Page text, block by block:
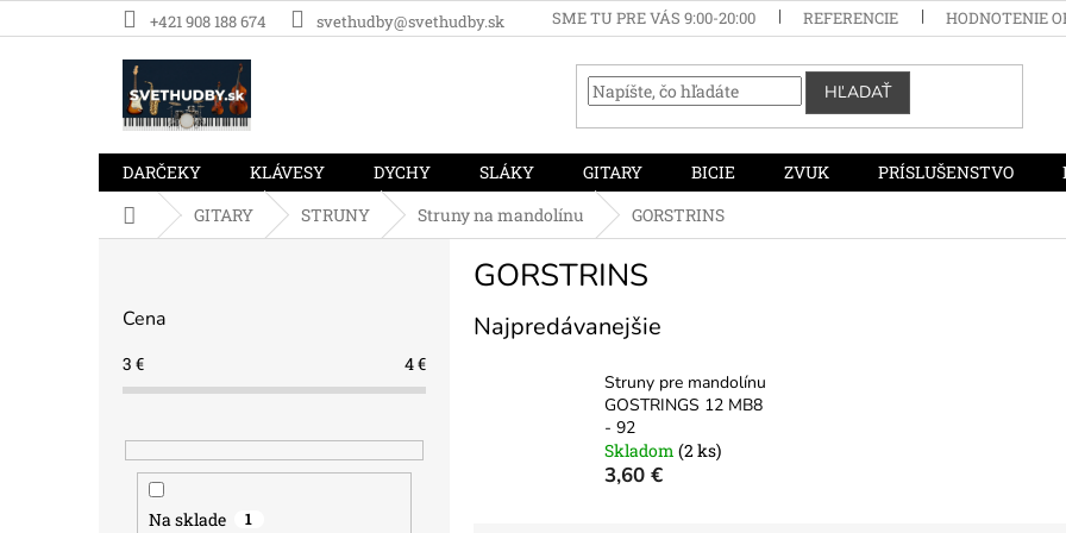
na
+421 908 188 674 svethudby@svethudby.sk SME TU PRE VÁS 9:00-20:00 REFERENCIE HODNOTENIE
HĽADAŤ
DARČEKY KLÁVESY DYCHY SLÁKY GITARY BICIE ZVUK PRÍSLUŠENSTVO
DomovGITARY STRUNY Struny na mandolínu GORSTRINS
Cena
3 € 4€
Na sklade 1
GORSTRINS
Najpredávanejšie
Struny pre mandolínu
GOSTRINGS 12 MB8
- 92
Skladom (2 ks)
3,60 €